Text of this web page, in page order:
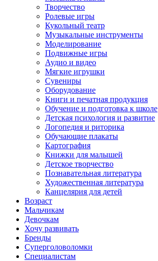
Творчество
Ролевые игры
Кукольный театр
Музыкальные инструменты
Моделирование
Подвижные игры
Аудио и видео
Мягкие игрушки
Сувениры
Оборудование
Книги и печатная продукция
Обучение и подготовка к школе
Детская психология и развитие
Логопедия и риторика
Обучающие плакаты
Картография
Книжки для малышей
Детское творчество
Познавательная литература
Художественная литература
Канцелярия для детей
Возраст
Мальчикам
Девочкам
Хочу развивать
Бренды
Суперголоволомки
Специалистам